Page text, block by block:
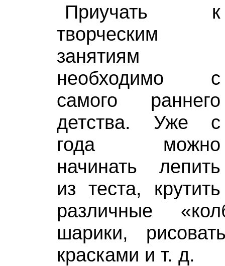
Приучать к
творческим
занятиям
необходимо с
самого раннего
детства. Уже с
года можно
начинать лепить
из теста, крутить
различные
шарики,
красками и т. д.